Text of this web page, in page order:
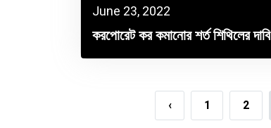
June 23, 2022
করপোরেট কর কমানোর শর্ত শিথিলের দাবি
এফআইসিসিআই’র
‹ 1 2